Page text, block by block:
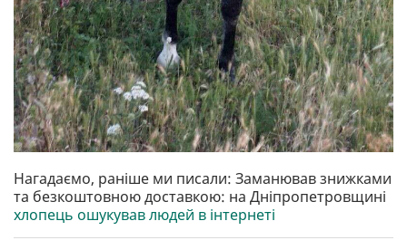
Нагадаємо, раніше ми писали: Заманював знижками
та безкоштовною доставкою: на Дніпропетровщині
хлопець ошукував людей в інтернеті